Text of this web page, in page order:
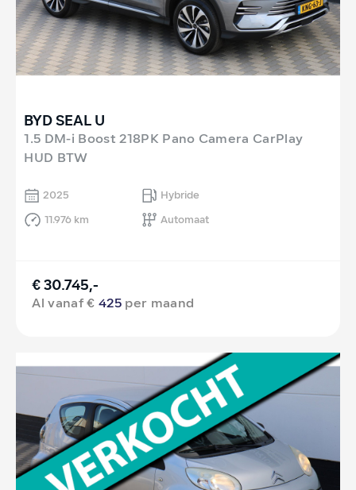
BYD SEAL U
1.5 DM-i Boost 218PK Pano Camera CarPlay
HUD BTW
2025
Hybride
11.976 km
Automaat
€ 30.745,-
Al vanaf €425 per maand